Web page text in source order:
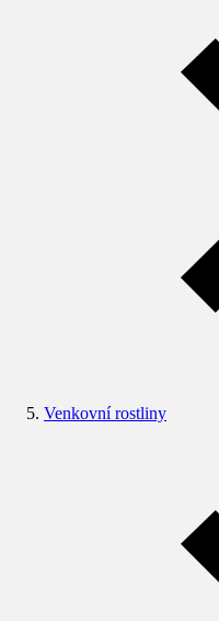
Venkovní rostliny